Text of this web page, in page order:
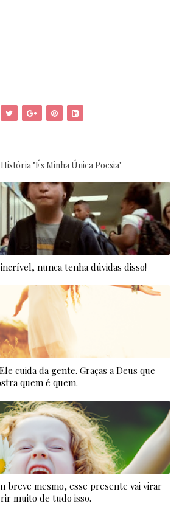
"És Minha Única Poesia"
incrível, nunca tenha dúvidas disso!
cuida da gente. Graças a Deus que
quem é quem.
breve mesmo, esse presente vai virar
rir muito de tudo isso.